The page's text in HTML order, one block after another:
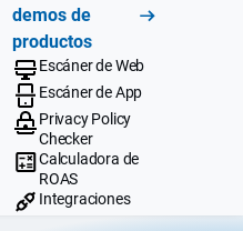
demos de
productos
Escáner de Web
Escáner de App
Privacy Policy
Checker
Calculadora de
ROAS
Integraciones